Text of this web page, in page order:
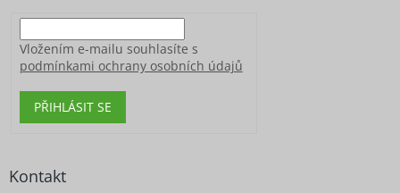
Vložením e-mailu souhlasíte s
podmínkami ochrany osobních údajů
PŘIHLÁSIT SE
Kontakt